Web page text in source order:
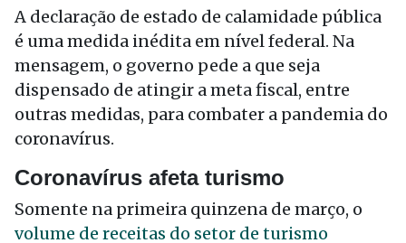
A declaração de estado de calamidade pública
é uma medida inédita em nível federal. Na
mensagem, o governo pede a que seja
dispensado de atingir a meta fiscal, entre
outras medidas, para combater a pandemia do
coronavírus.
Coronavírus afeta turismo
Somente na primeira quinzena de março, o
volume de receitas do setor de turismo